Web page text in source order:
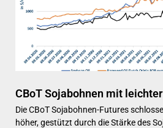
CBoT Sojabohnen mit
Die CBoT Sojabohnen-Futures
höher, gestützt durch die Stärke des